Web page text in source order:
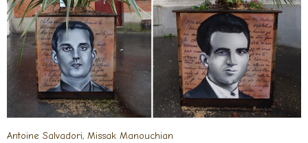
Antoine Salvadori, Missak Manouchian